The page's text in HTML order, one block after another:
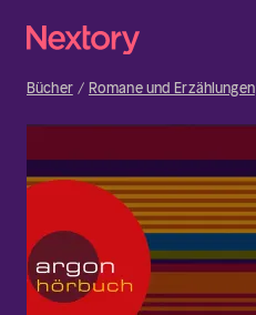
Bücher Romane und Erzählungen